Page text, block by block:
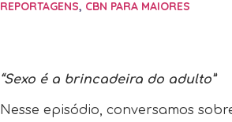
REPORTAGENS, CBN PARA MAIORES
“Sexo é a brincadeira do adulto”
Nesse episódio, conversamos